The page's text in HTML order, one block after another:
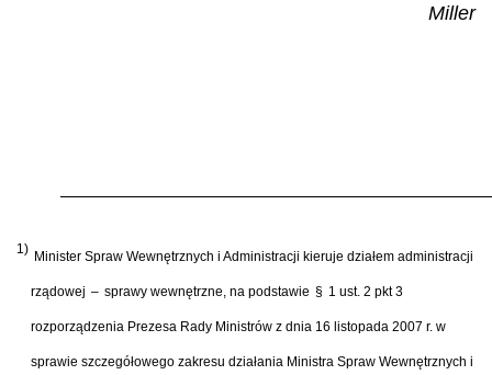
Miller
1) Minister Spraw Wewnętrznych i Administracji kieruje działem administracji
rządowej – sprawy wewnętrzne, na podstawie § 1 ust. 2 pkt 3
rozporządzenia Prezesa Rady Ministrów z dnia 16 listopada 2007 r. w
sprawie szczegółowego zakresu działania Ministra Spraw Wewnętrznych i